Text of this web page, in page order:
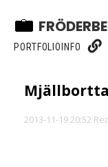
PORTFOLIOINFO
2013-11-19 20:52